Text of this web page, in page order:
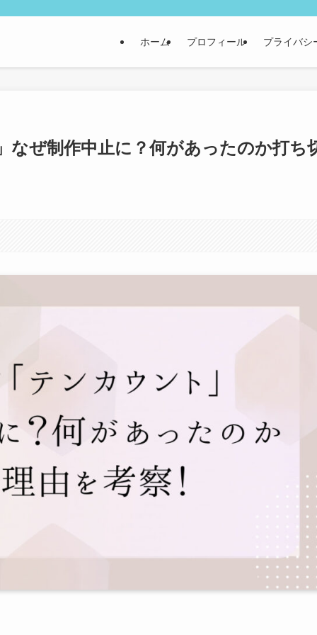
ホーム プロフィール プライバシ
なぜ制作中止に？何があったのか打ち